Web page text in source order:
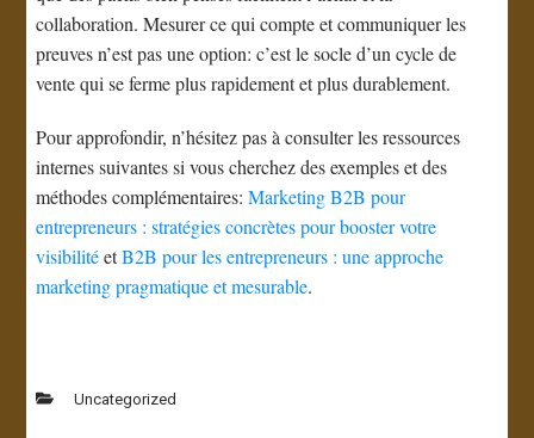
collaboration. Mesurer ce qui compte et communiquer les
preuves n’est pas une option: c’est le socle d’un cycle de
vente qui se ferme plus rapidement et plus durablement.
Pour approfondir, n’hésitez pas à consulter les ressources
internes suivantes si vous cherchez des exemples et des
méthodes complémentaires:Marketing B2B pour
entrepreneurs : stratégies concrètes pour booster votre
visibilitéetB2B pour les entrepreneurs : une approche
marketing pragmatique et mesurable.
Uncategorized